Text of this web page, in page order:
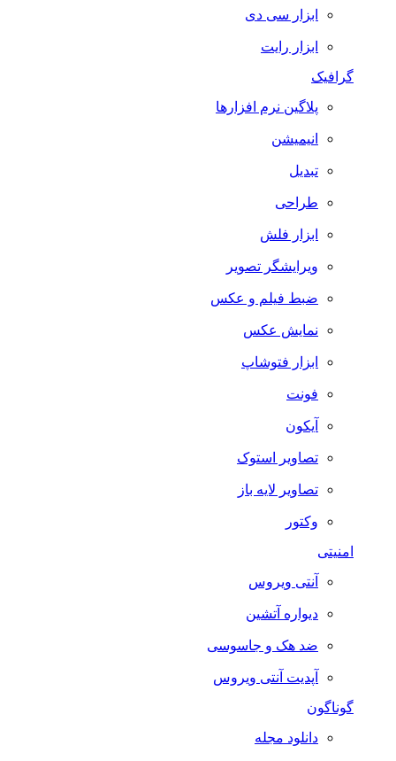
ابزار سی دی
ابزار رایت
گرافیک
پلاگین نرم افزارها
انیمیشن
تبدیل
طراحی
ابزار فلش
ویرایشگر تصویر
ضبط فيلم و عكس
نمایش عکس
ابزار فتوشاپ
فونت
آیکون
تصاویر استوک
تصاویر لایه باز
وکتور
امنیتی
آنتی ویروس
دیواره آتشین
ضد هک و جاسوسی
آپدیت آنتی ویروس
گوناگون
دانلود مجله